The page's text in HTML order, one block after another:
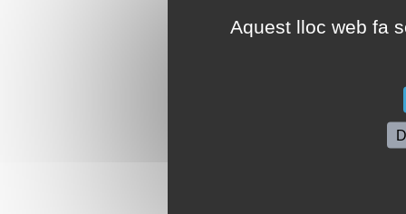
Aquest lloc web fa